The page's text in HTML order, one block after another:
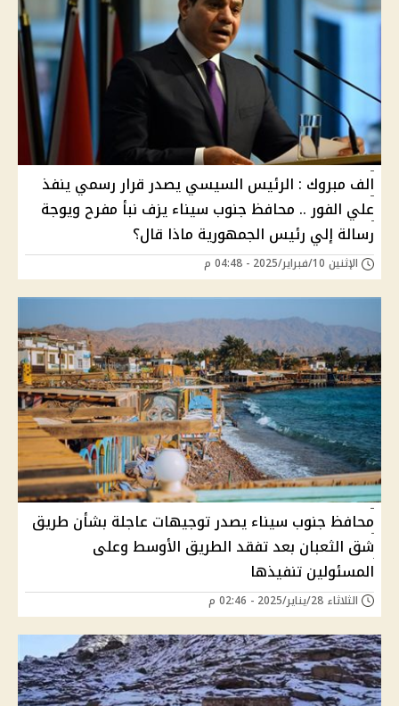
الف مبروك : الرئيس السيسي يصدر قرار رسمي ينفذ
علي الفور .. محافظ جنوب سيناء يزف نبأ مفرح ويوجة
رسالة إلي رئيس الجمهورية ماذا قال؟
الإثنين 10/فبراير/2025 - 04:48 م
محافظ جنوب سيناء يصدر توجيهات عاجلة بشأن طريق
شق الثعبان بعد تفقد الطريق الأوسط وعلى
المسئولين تنفيذها
الثلاثاء 28/يناير/2025 - 02:46 م